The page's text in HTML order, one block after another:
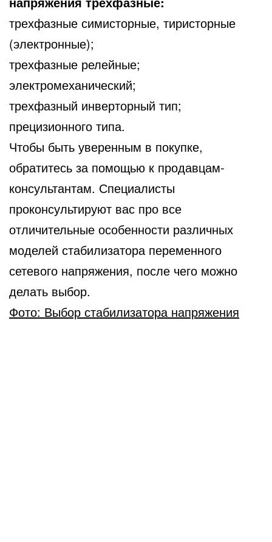
трехфазные симисторные, тиристорные
(электронные);
трехфазные релейные;
электромеханический;
трехфазный инверторный тип;
прецизионного типа.
Чтобы быть уверенным в покупке,
обратитесь за помощью к продавцам-
консультантам. Специалисты
проконсультируют вас про все
отличительные особенности различных
моделей стабилизатора переменного
сетевого напряжения, после чего можно
делать выбор.
Фото: Выбор стабилизатора напряжения